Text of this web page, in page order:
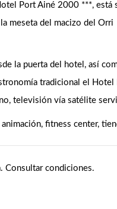
Port Ainé 2000 ***, está
meseta del macizo del
la puerta del hotel, así
tradicional el
televisión vía satélite
fitness center,
Consultar condiciones.